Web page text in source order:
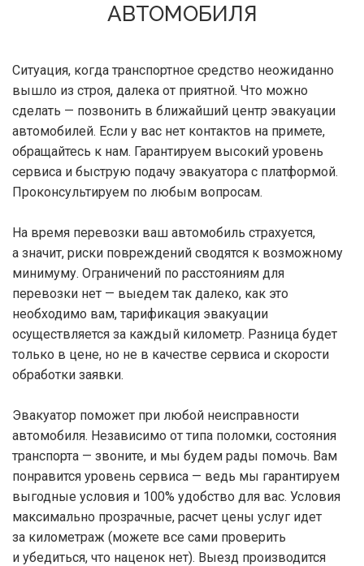
АВТОМОБИЛЯ
Ситуация, когда транспортное средство неожиданно
вышло из строя, далека от приятной. Что можно
сделать — позвонить в ближайший центр эвакуации
автомобилей. Если у вас нет контактов на примете,
обращайтесь к нам. Гарантируем высокий уровень
сервиса и быструю подачу эвакуатора с платформой.
Проконсультируем по любым вопросам.
На время перевозки ваш автомобиль страхуется,
а значит, риски повреждений сводятся к возможному
минимуму. Ограничений по расстояниям для
перевозки нет — выедем так далеко, как это
необходимо вам, тарификация эвакуации
осуществляется за каждый километр. Разница будет
только в цене, но не в качестве сервиса и скорости
обработки заявки.
Эвакуатор поможет при любой неисправности
автомобиля. Независимо от типа поломки, состояния
транспорта — звоните, и мы будем рады помочь. Вам
понравится уровень сервиса — ведь мы гарантируем
выгодные условия и 100% удобство для вас. Условия
максимально прозрачные, расчет цены услуг идет
за километраж (можете все сами проверить
и убедиться, что наценок нет). Выезд производится